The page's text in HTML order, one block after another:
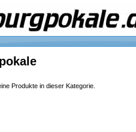
Produkte in dieser Kategorie.